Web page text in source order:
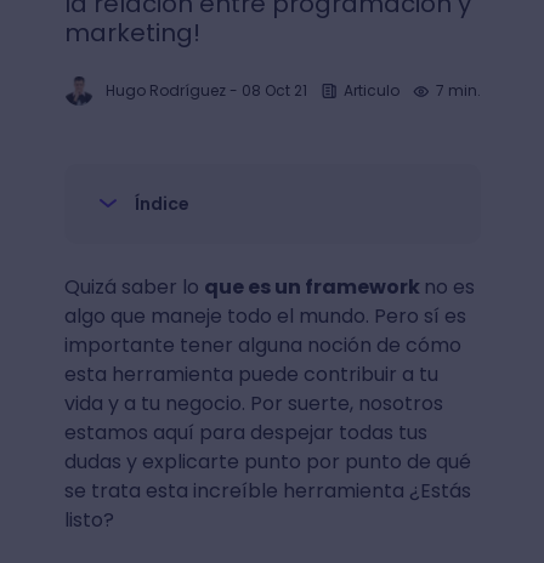
marketing!
Hugo Rodríguez- 08 Oct 21 Articulo 7 min.
Índice
Quizá saber lo que es un framework no es
algo que maneje todo el mundo. Pero sí es
importante tener alguna noción de cómo
esta herramienta puede contribuir a tu
vida y a tu negocio. Por suerte, nosotros
estamos aquí para despejar todas tus
dudas y explicarte punto por punto de qué
se trata esta increíble herramienta ¿Estás
listo?